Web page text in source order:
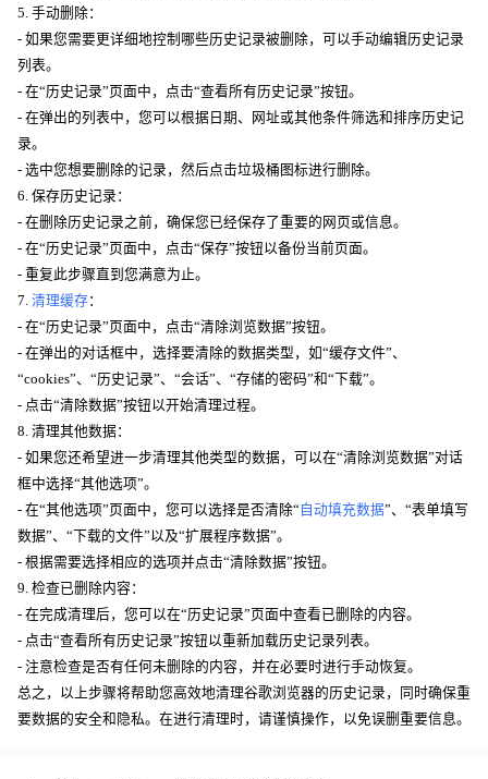
5. 手动删除：
- 如果您需要更详细地控制哪些历史记录被删除，可以手动编辑历史记录
列表。
- 在“历史记录”页面中，点击“查看所有历史记录”按钮。
- 在弹出的列表中，您可以根据日期、网址或其他条件筛选和排序历史记
录。
- 选中您想要删除的记录，然后点击垃圾桶图标进行删除。
6. 保存历史记录：
- 在删除历史记录之前，确保您已经保存了重要的网页或信息。
- 在“历史记录”页面中，点击“保存”按钮以备份当前页面。
- 重复此步骤直到您满意为止。
7. 清理缓存：
- 在“历史记录”页面中，点击“清除浏览数据”按钮。
- 在弹出的对话框中，选择要清除的数据类型，如“缓存文件”、
“cookies”、“历史记录”、“会话”、“存储的密码”和“下载”。
- 点击“清除数据”按钮以开始清理过程。
8. 清理其他数据：
- 如果您还希望进一步清理其他类型的数据，可以在“清除浏览数据”对话
框中选择“其他选项”。
- 在“其他选项”页面中，您可以选择是否清除“ 自动填充数据”、“表单填写
数据”、“下载的文件”以及“扩展程序数据”。
- 根据需要选择相应的选项并点击“清除数据”按钮。
9. 检查已删除内容：
- 在完成清理后，您可以在“历史记录”页面中查看已删除的内容。
- 点击“查看所有历史记录”按钮以重新加载历史记录列表。
- 注意检查是否有任何未删除的内容，并在必要时进行手动恢复。
总之，以上步骤将帮助您高效地清理谷歌浏览器的历史记录，同时确保重
要数据的安全和隐私。在进行清理时，请谨慎操作，以免误删重要信息。